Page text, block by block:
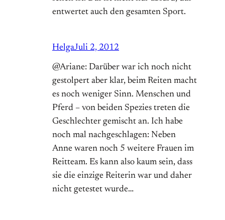
entwertet auch den gesamten Sport.
HelgaJuli 2, 2012
@Ariane: Darüber war ich noch nicht
gestolpert aber klar, beim Reiten macht
es noch weniger Sinn. Menschen und
Pferd – von beiden Spezies treten die
Geschlechter gemischt an. Ich habe
noch mal nachgeschlagen: Neben
Anne waren noch 5 weitere Frauen im
Reitteam. Es kann also kaum sein, dass
sie die einzige Reiterin war und daher
nicht getestet wurde…